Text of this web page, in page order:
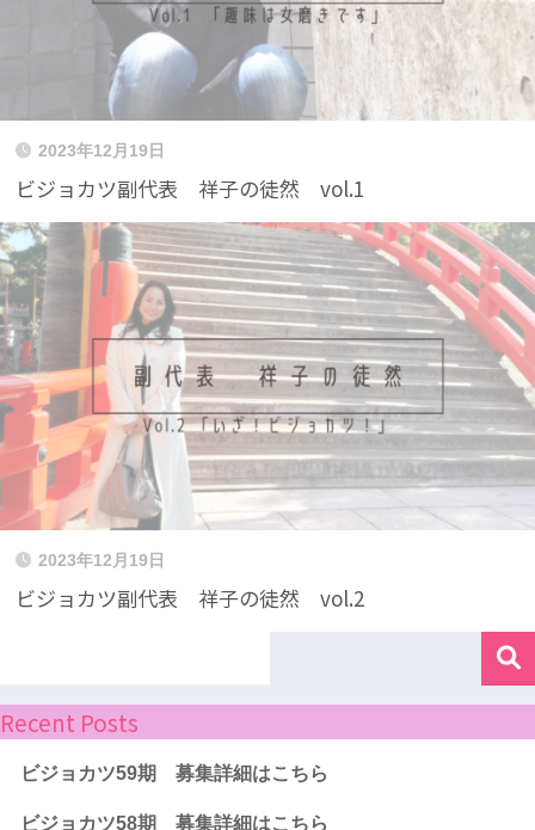
2023年12月19日
ビジョカツ副代表 祥子の徒然 vol.1
2023年12月19日
ビジョカツ副代表 祥子の徒然 vol.2
Recent Posts
ビジョカツ59期 募集詳細はこちら
ビジョカツ58期 募集詳細はこちら